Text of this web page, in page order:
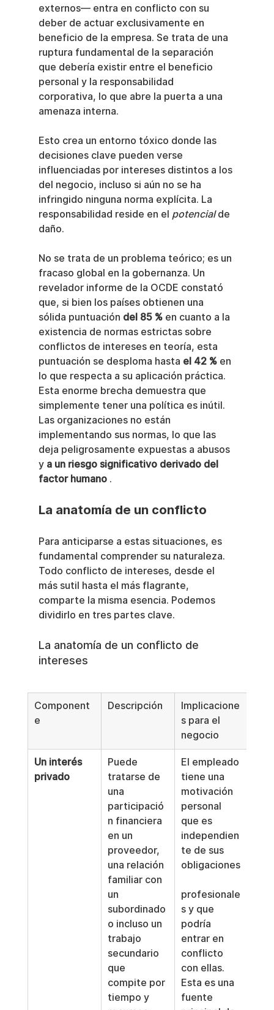
externos— entra en conflicto con su
deber de actuar exclusivamente en
beneficio de la empresa. Se trata de una
ruptura fundamental de la separación
que debería existir entre el beneficio
personal y la responsabilidad
corporativa, lo que abre la puerta a una
amenaza interna.
Esto crea un entorno tóxico donde las
decisiones clave pueden verse
influenciadas por intereses distintos a los
del negocio, incluso si aún no se ha
infringido ninguna norma explícita. La
responsabilidad reside en el potencial de
daño.
No se trata de un problema teórico; es un
fracaso global en la gobernanza. Un
revelador informe de la OCDE constató
que, si bien los países obtienen una
sólida puntuación del 85 % en cuanto a la
existencia de normas estrictas sobre
conflictos de intereses en teoría, esta
puntuación se desploma hasta el 42 % en
lo que respecta a su aplicación práctica.
Esta enorme brecha demuestra que
simplemente tener una política es inútil.
Las organizaciones no están
implementando sus normas, lo que las
deja peligrosamente expuestas a abusos
y a un riesgo significativo derivado del
factor humano .
La anatomía de un conflicto
Para anticiparse a estas situaciones, es
fundamental comprender su naturaleza.
Todo conflicto de intereses, desde el
más sutil hasta el más flagrante,
comparte la misma esencia. Podemos
dividirlo en tres partes clave.
La anatomía de un conflicto de
intereses
Component
e
Descripción
Implicacione
s para el
negocio
Un interés
privado
Puede
tratarse de
una
participació
n financiera
en un
proveedor,
una relación
familiar con
un
subordinado
o incluso un
trabajo
secundario
que
compite por
tiempo y
El empleado
tiene una
motivación
personal
que es
independien
te de sus
obligaciones
profesionale
s y que
podría
entrar en
conflicto
con ellas.
Esta es una
fuente